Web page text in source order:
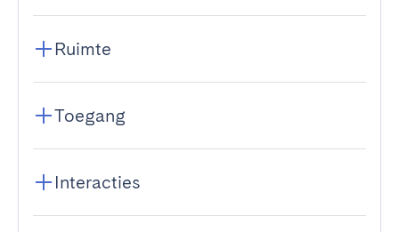
Ruimte
Toegang
Interacties